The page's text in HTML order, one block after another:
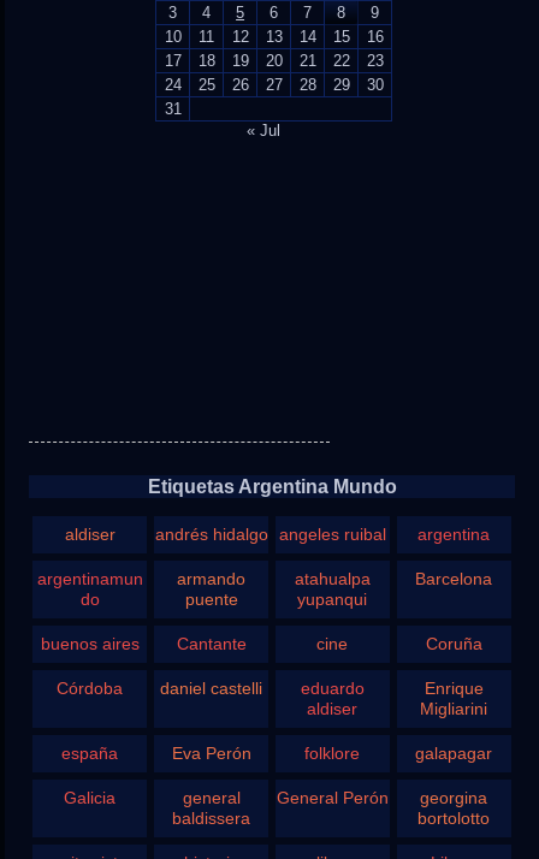
3
4 5 6 7 8
9
10
11 12 13 14 15
16
17
18 19 20 21 22
23
24
25 26 27 28 29
30
31
« Jul
Etiquetas Argentina Mundo
aldiser andrés hidalgo angeles ruibal argentina
argentinamun
do
armando
puente
atahualpa
yupanqui
Barcelona
buenos aires Cantante cine Coruña
Córdoba daniel castelli
eduardo
aldiser
Enrique
Migliarini
españa Eva Perón folklore galapagar
Galicia
general
baldissera
General Perón
georgina
bortolotto